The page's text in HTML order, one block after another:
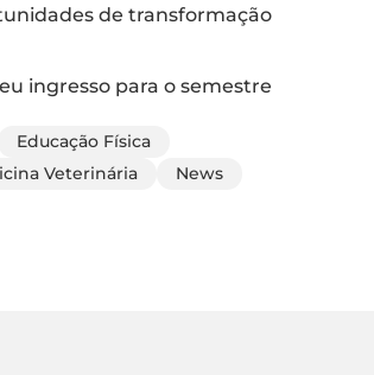
de transformação
ingresso para o semestre
Educação Física
Veterinária
News